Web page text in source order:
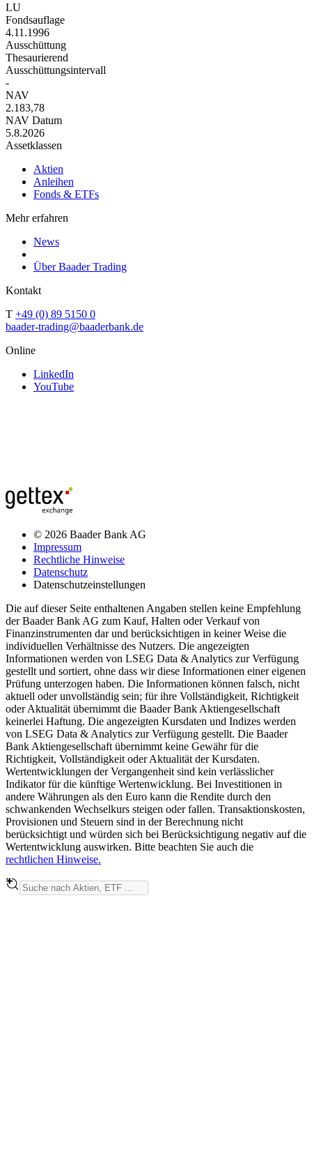
LU
Fondsauflage
4.11.1996
Ausschüttung
Thesaurierend
Ausschüttungsintervall
-
NAV
2.183,78
NAV Datum
5.8.2026
Assetklassen
Aktien
Anleihen
Fonds & ETFs
Mehr erfahren
News
Über Baader Trading
Kontakt
T +49 (0) 89 5150 0
baader-trading@baaderbank.de
Online
LinkedIn
YouTube
© 2026 Baader Bank AG
Impressum
Rechtliche Hinweise
Datenschutz
Datenschutzeinstellungen
Die auf dieser Seite enthaltenen Angaben stellen keine Empfehlung
der Baader Bank AG zum Kauf, Halten oder Verkauf von
Finanzinstrumenten dar und berücksichtigen in keiner Weise die
individuellen Verhältnisse des Nutzers. Die angezeigten
Informationen werden von LSEG Data & Analytics zur Verfügung
gestellt und sortiert, ohne dass wir diese Informationen einer eigenen
Prüfung unterzogen haben. Die Informationen können falsch, nicht
aktuell oder unvollständig sein; für ihre Vollständigkeit, Richtigkeit
oder Aktualität übernimmt die Baader Bank Aktiengesellschaft
keinerlei Haftung. Die angezeigten Kursdaten und Indizes werden
von LSEG Data & Analytics zur Verfügung gestellt. Die Baader
Bank Aktiengesellschaft übernimmt keine Gewähr für die
Richtigkeit, Vollständigkeit oder Aktualität der Kursdaten.
Wertentwicklungen der Vergangenheit sind kein verlässlicher
Indikator für die künftige Wertenwicklung. Bei Investitionen in
andere Währungen als den Euro kann die Rendite durch den
schwankenden Wechselkurs steigen oder fallen. Transaktionskosten,
Provisionen und Steuern sind in der Berechnung nicht
berücksichtigt und würden sich bei Berücksichtigung negativ auf die
Wertentwicklung auswirken. Bitte beachten Sie auch die
rechtlichen Hinweise.